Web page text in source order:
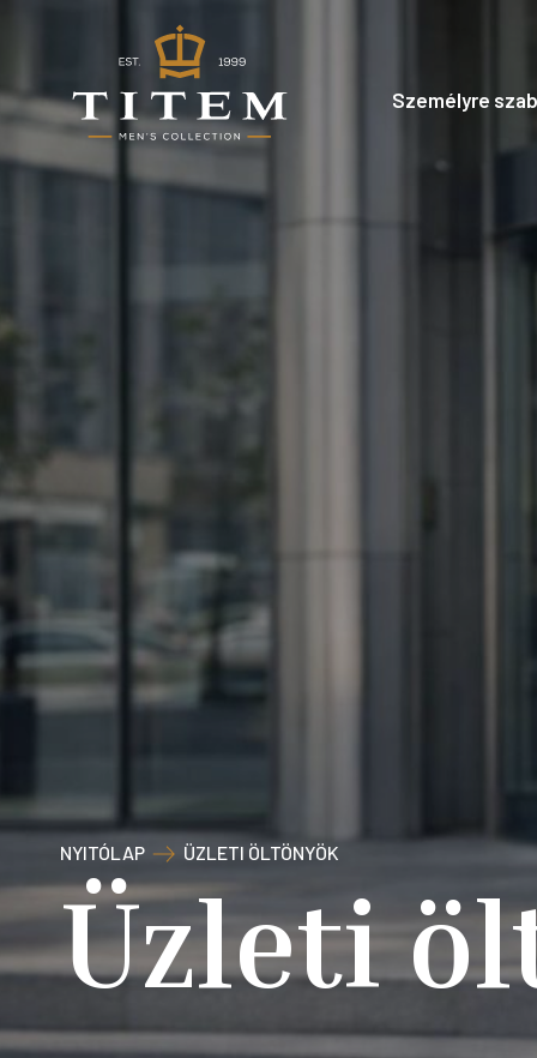
Személyre
NYITÓLAP ÜZLETI ÖLTÖNYÖK
Üzleti